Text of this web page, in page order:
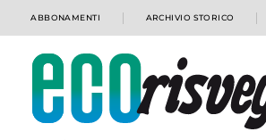
ABBONAMENTI ARCHIVIO STORICO